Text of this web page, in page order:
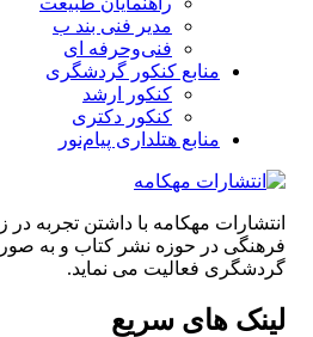
مدیر فنی بند ب
فنی‌وحرفه‌ ای
منابع کنکور گردشگری
کنکور ارشد
کنکور دکتری
منابع هتلداری پیام‌نور
انتشارات مهکامه با داشتن تجربه
فرهنگی در حوزه نشر کتاب و به
گردشگری فعالیت می نماید.
لینک های سریع